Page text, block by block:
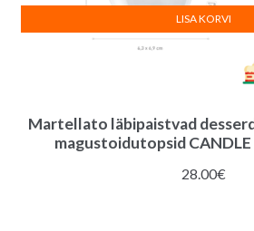
Martellato läbipaistvad
magustoidutopsid CANDLE
28.00€
LISA KORVI